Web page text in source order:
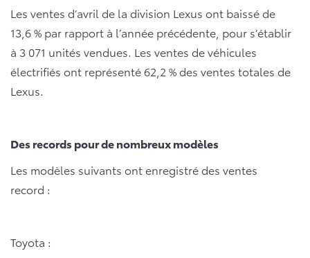
Les ventes d’avril de la division Lexus ont baissé de
13,6 % par rapport à l’année précédente, pour s’établir
à 3 071 unités vendues. Les ventes de véhicules
électrifiés ont représenté 62,2 % des ventes totales de
Lexus.
Des records pour de nombreux modèles
Les modèles suivants ont enregistré des ventes
record :
Toyota :